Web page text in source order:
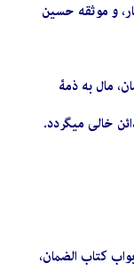
و موثقه حسین
مال به ذمۀ
خالی می­گردد.
الشیعه، ج 18 (آل­البیت ع)، باب 3 ابواب کتاب الضمان،